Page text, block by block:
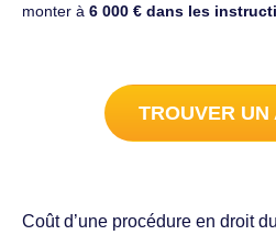
monter à 6 000 € dans les
TROUVER UN
Coût d’une procédure en droit